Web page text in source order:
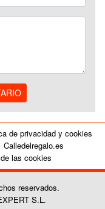
de privacidad y cookies
Calledelregalo.es
las cookies
reservados.
S.L.